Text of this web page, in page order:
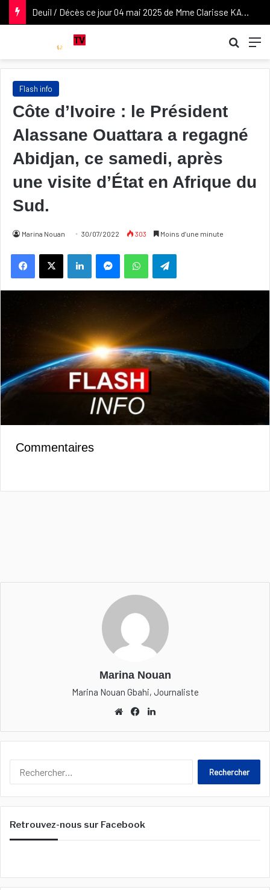
Deuil / Décès ce jour 04 mai 2025 de Mme Clarisse KABLAN DUNCAN, épouse de l’ancien Vice-président de la République Daniel KABLAN DUNCAN. Nos condoléances attristées à son époux et à sa famille.
Flash info
Côte d’Ivoire : le Président
Alassane Ouattara a regagné
Abidjan, ce samedi, après
une visite d’État en Afrique du
Sud.
Marina Nouan 30/07/2022 303 Moins d’une minute
Linkedin WhatsApp
Commentaires
Marina Nouan
Marina Nouan Gbahi, Journaliste
We
te
Fa
ook in
c
r
Retrouvez-nous sur Facebook